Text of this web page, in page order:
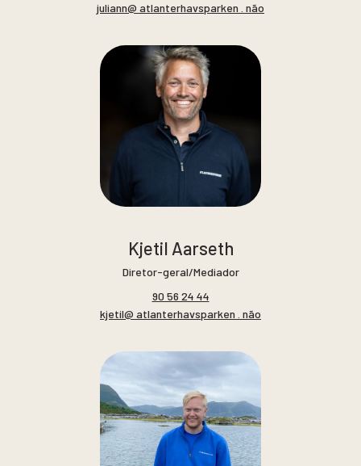
juliann@ atlanterhavsparken . não
Kjetil Aarseth
Diretor-geral/Mediador
90 56 24 44
kjetil@ atlanterhavsparken . não